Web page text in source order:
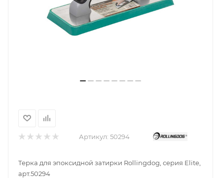
Артикул: 50294
Терка для эпоксидной затирки Rollingdog, серия Elite,
арт.50294